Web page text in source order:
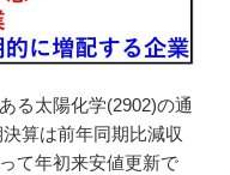
る太陽化学(2902)の通
算は前年同期比減収
て年初来安値更新で